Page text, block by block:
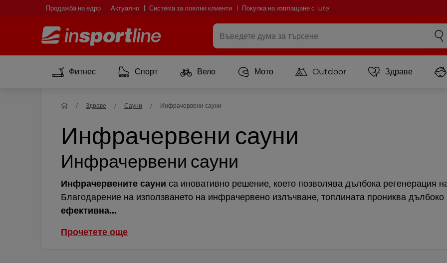
Продажба на едро Актуално Система за лоялни клиенти Покупка на изплащане с iute
Фитнес Спорт Вело Мото Outdoor Здраве
Инфрачервени сауни
Инфрачервени сауни
Инфрачервените сауни са иновативно решение, което позволява дълбока регенерация
Благодарение на използването на инфрачервено излъчване, топлината прониква дълбоко
ефективна...
Прочетете още
Здраве Сауни Инфрачервени сауни